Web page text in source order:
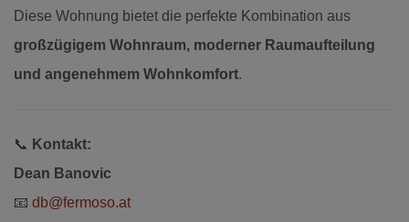
Diese Wohnung bietet die perfekte Kombination aus
großzügigem Wohnraum, moderner Raumaufteilung
und angenehmem Wohnkomfort.
📞 Kontakt:
Dean Banovic
📧 db@fermoso.at